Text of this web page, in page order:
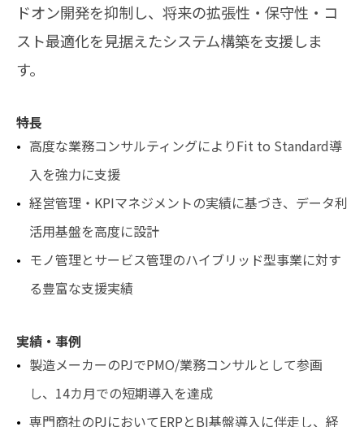
ドオン開発を抑制し、将来の拡張性・保守性・コ
スト最適化を見据えたシステム構築を支援しま
す。
特長
高度な業務コンサルティングによりFit to Standard導
入を強力に支援
経営管理・KPIマネジメントの実績に基づき、データ利
活用基盤を高度に設計
モノ管理とサービス管理のハイブリッド型事業に対す
る豊富な支援実績
実績・事例
製造メーカーのPJでPMO/業務コンサルとして参画
し、14カ月での短期導入を達成
専門商社のPJにおいてERPとBI基盤導入に伴走し、経